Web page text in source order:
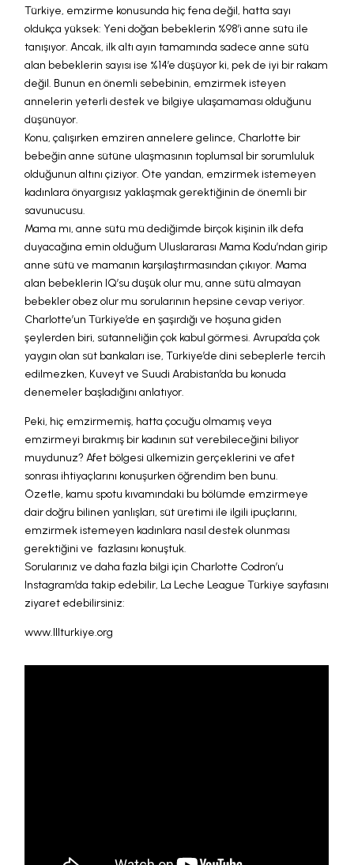
Türkiye, emzirme konusunda hiç fena değil, hatta sayı
oldukça yüksek: Yeni doğan bebeklerin %98’i anne sütü ile
tanışıyor. Ancak, ilk altı ayın tamamında sadece anne sütü
alan bebeklerin sayısı ise %14’e düşüyor ki, pek de iyi bir rakam
değil. Bunun en önemli sebebinin, emzirmek isteyen
annelerin yeterli destek ve bilgiye ulaşamaması olduğunu
düşünüyor.
Konu, çalışırken emziren annelere gelince, Charlotte bir
bebeğin anne sütüne ulaşmasının toplumsal bir sorumluluk
olduğunun altını çiziyor. Öte yandan, emzirmek istemeyen
kadınlara önyargısız yaklaşmak gerektiğinin de önemli bir
savunucusu.
Mama mı, anne sütü mü dediğimde birçok kişinin ilk defa
duyacağına emin olduğum Uluslararası Mama Kodu’ndan girip
anne sütü ve mamanın karşılaştırmasından çıkıyor. Mama
alan bebeklerin IQ’su düşük olur mu, anne sütü almayan
bebekler obez olur mu sorularının hepsine cevap veriyor.
Charlotte’un Türkiye’de en şaşırdığı ve hoşuna giden
şeylerden biri, sütanneliğin çok kabul görmesi. Avrupa’da çok
yaygın olan süt bankaları ise, Türkiye’de dini sebeplerle tercih
edilmezken, Kuveyt ve Suudi Arabistan’da bu konuda
denemeler başladığını anlatıyor.
Peki, hiç emzirmemiş, hatta çocuğu olmamış veya
emzirmeyi bırakmış bir kadının süt verebileceğini biliyor
muydunuz? Afet bölgesi ülkemizin gerçeklerini ve afet
sonrası ihtiyaçlarını konuşurken öğrendim ben bunu.
Özetle, kamu spotu kıvamındaki bu bölümde emzirmeye
dair doğru bilinen yanlışları, süt üretimi ile ilgili ipuçlarını,
emzirmek istemeyen kadınlara nasıl destek olunması
gerektiğini ve fazlasını konuştuk.
Sorularınız ve daha fazla bilgi için Charlotte Codron’u
Instagram’da takip edebilir, La Leche League Türkiye sayfasını
ziyaret edebilirsiniz:
www.lllturkiye.org